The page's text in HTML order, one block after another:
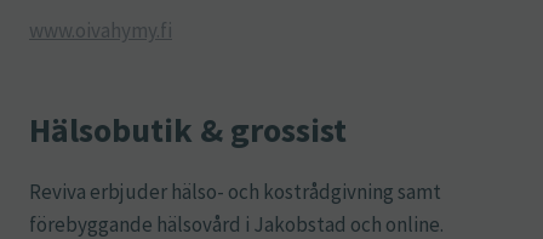
www.oivahymy.fi
Hälsobutik & grossist
Reviva erbjuder hälso- och kostrådgivning samt
förebyggande hälsovård i Jakobstad och online.